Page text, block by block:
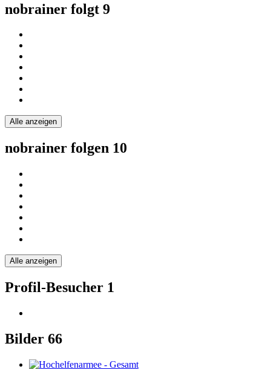
nobrainer folgt 9
Alle anzeigen
nobrainer folgen 10
Alle anzeigen
Profil-Besucher 1
Bilder 66